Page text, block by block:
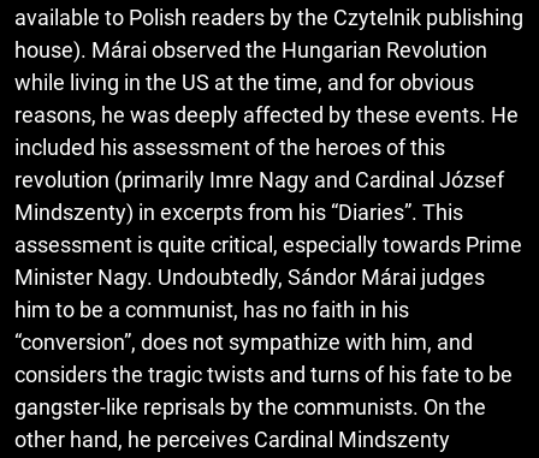
available to Polish readers by the Czytelnik publishing
house). Márai observed the Hungarian Revolution
while living in the US at the time, and for obvious
reasons, he was deeply affected by these events. He
included his assessment of the heroes of this
revolution (primarily Imre Nagy and Cardinal József
Mindszenty) in excerpts from his “Diaries”. This
assessment is quite critical, especially towards Prime
Minister Nagy. Undoubtedly, Sándor Márai judges
him to be a communist, has no faith in his
“conversion”, does not sympathize with him, and
considers the tragic twists and turns of his fate to be
gangster-like reprisals by the communists. On the
other hand, he perceives Cardinal Mindszenty